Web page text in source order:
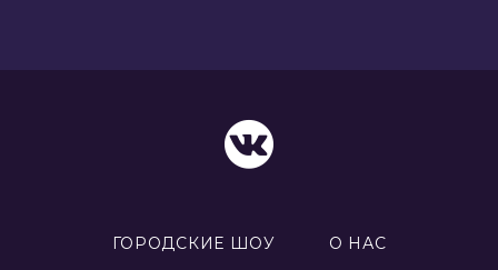
ГОРОДСКИЕ ШОУ
О НАС